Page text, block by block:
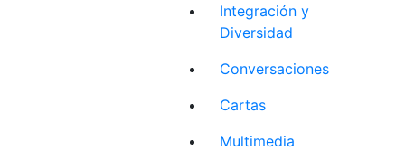
Integración y
Diversidad
Conversaciones
Cartas
Multimedia